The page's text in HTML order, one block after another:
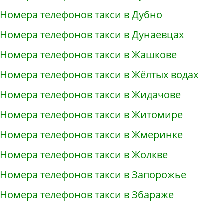
Номера телефонов такси в Дубно
Номера телефонов такси в Дунаевцах
Номера телефонов такси в Жашкове
Номера телефонов такси в Жёлтых водах
Номера телефонов такси в Жидачове
Номера телефонов такси в Житомире
Номера телефонов такси в Жмеринке
Номера телефонов такси в Жолкве
Номера телефонов такси в Запорожье
Номера телефонов такси в Збараже